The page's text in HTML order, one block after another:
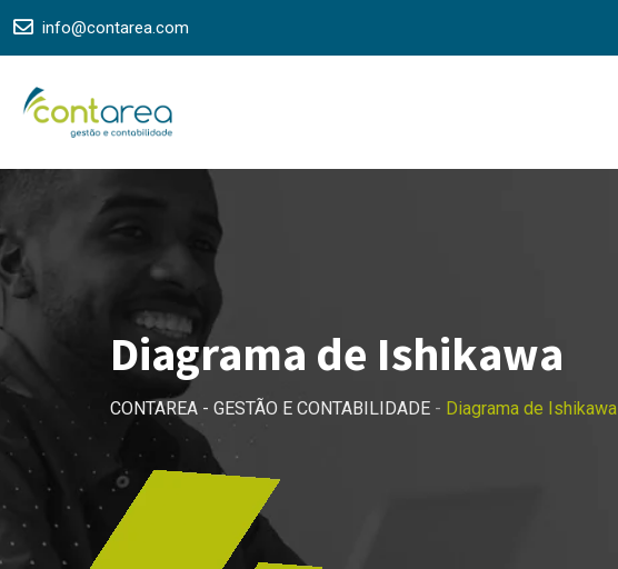
Skip
info@contarea.com
Diagrama de Ishikawa
CONTAREA - GESTÃO E CONTABILIDADE - Diagrama de Ishikawa